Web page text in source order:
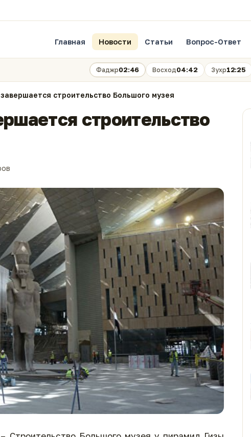
Главная Новости Статьи Вопрос-Ответ
Фаджр02:46 Восход04:42 Зухр12:25
строительство Большого музея
строительство